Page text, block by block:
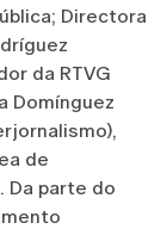
Directora
da RTVG
Domínguez
de
Da parte do